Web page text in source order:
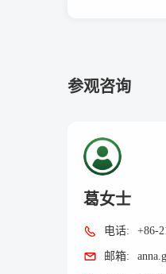
参观咨询
葛女士
电话: +86-
邮箱: